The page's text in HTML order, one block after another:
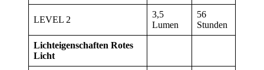
LEVEL 2
3,5
Lumen
56
Stunden
Lichteigenschaften Rotes
Licht